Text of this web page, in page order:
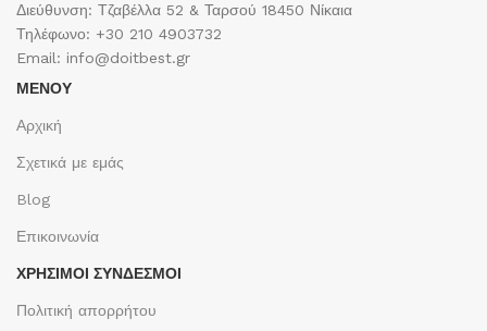
Διεύθυνση: Τζαβέλλα 52 & Ταρσού 18450 Νίκαια
Τηλέφωνο: +30 210 4903732
Email: info@doitbest.gr
ΜΕΝΟΥ
Αρχική
Σχετικά με εμάς
Blog
Επικοινωνία
ΧΡΉΣΙΜΟΙ ΣΎΝΔΕΣΜΟΙ
Πολιτική απορρήτου